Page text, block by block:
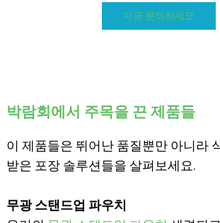
지금 문의하세요
박람회에서 주목을 끈 제품들
이 제품들은 뛰어난 품질뿐만 아니라
받은 포장 솔루션들을 살펴보세요.
무광 스탠드업 파우치